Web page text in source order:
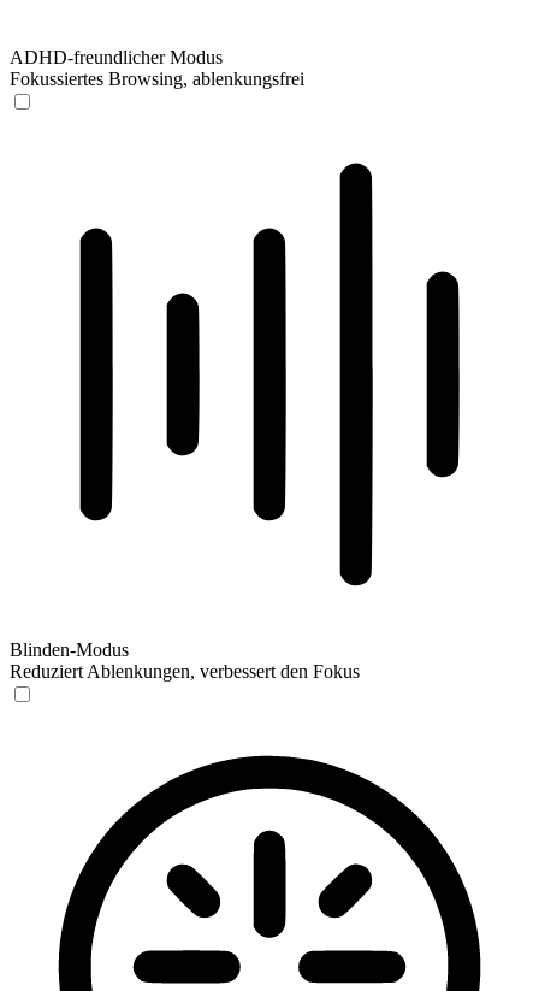
ADHD-freundlicher Modus
Fokussiertes Browsing, ablenkungsfrei
Blinden-Modus
Reduziert Ablenkungen, verbessert den Fokus